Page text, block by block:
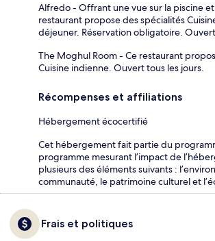
Alfredo - Offrant une vue sur la piscine
restaurant propose des spécialités
déjeuner. Réservation obligatoire.
The Moghul Room - Ce restaurant
Cuisine indienne. Ouvert tous les jours.
Récompenses et affiliations
Hébergement écocertifié
Cet hébergement fait partie du
programme mesurant l’impact de
plusieurs des éléments suivants :
communauté, le patrimoine culturel et
Frais et politiques